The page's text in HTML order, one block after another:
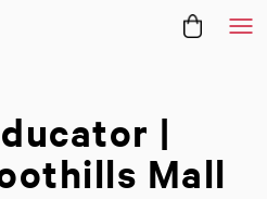
|
Mall